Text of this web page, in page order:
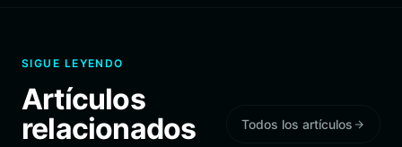
SIGUE LEYENDO
Artículos
relacionados
Todos los artículos